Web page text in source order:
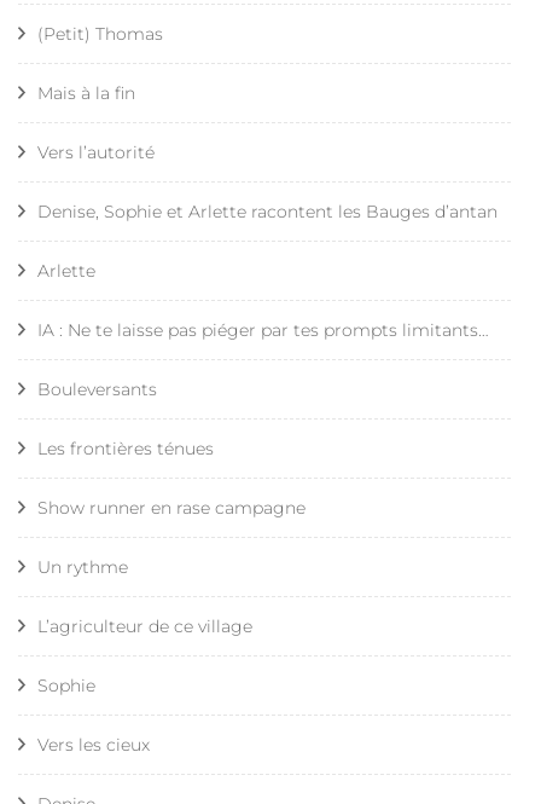
(Petit) Thomas
Mais à la fin
Vers l’autorité
Denise, Sophie et Arlette racontent les Bauges d’antan
Arlette
IA : Ne te laisse pas piéger par tes prompts limitants…
Bouleversants
Les frontières ténues
Show runner en rase campagne
Un rythme
L’agriculteur de ce village
Sophie
Vers les cieux